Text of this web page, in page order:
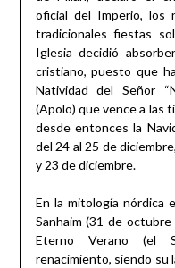
oficial del Imperio, los
tradicionales fiestas
Iglesia decidió
cristiano, puesto que
Natividad del Señor
(Apolo) que vence a las
desde entonces la
del 24 al 25 de
y 23 de diciembre.
En la mitología nórdica
Sanhaim (31 de
Eterno Verano (el
renacimiento, siendo su